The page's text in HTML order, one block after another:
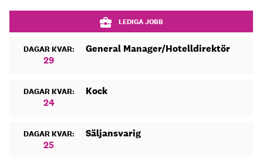
LEDIGA JOBB
DAGAR KVAR:
29
General Manager/Hotelldirektör
DAGAR KVAR:
24
Kock
DAGAR KVAR:
25
Säljansvarig